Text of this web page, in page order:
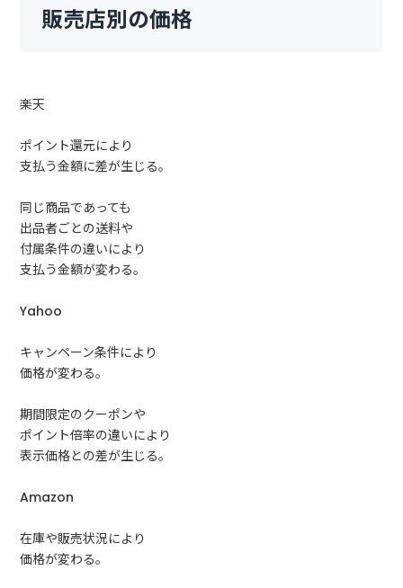
販売店別の価格
楽天
ポイント還元により
支払う金額に差が生じる。
同じ商品であっても
出品者ごとの送料や
付属条件の違いにより
支払う金額が変わる。
Yahoo
キャンペーン条件により
価格が変わる。
期間限定のクーポンや
ポイント倍率の違いにより
表示価格との差が生じる。
Amazon
在庫や販売状況により
価格が変わる。